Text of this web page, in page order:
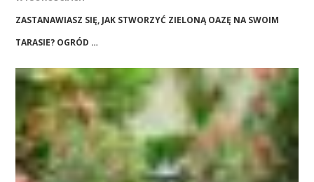
ZASTANAWIASZ SIĘ, JAK STWORZYĆ ZIELONĄ OAZĘ NA SWOIM
TARASIE? OGRÓD …